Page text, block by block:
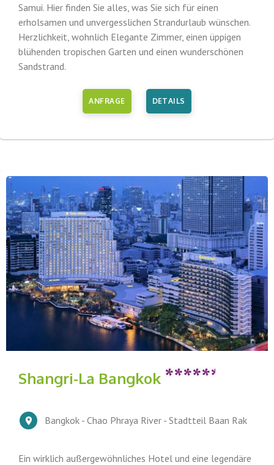
Samui. Hier finden Sie alles, was Sie sich für einen
erholsamen und unvergesslichen Strandurlaub wünschen.
Herzlichkeit, wohnlich Elegante Zimmer, einen üppigen
blühenden tropischen Garten und einen wunderschönen
Sandstrand.
ANFRAGE DETAILS
Shangri-La Bangkok
Bangkok - Chao Phraya River - Stadtteil Baan Rak
Ein wirklich außergewöhnliches Hotel und eine legendäre